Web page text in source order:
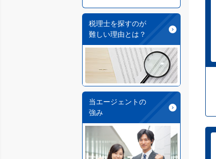
税理士を探すのが
難しい理由とは？
当エージェントの
強み